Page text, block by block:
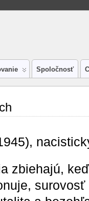
Spoločnosť
zbiehajú,